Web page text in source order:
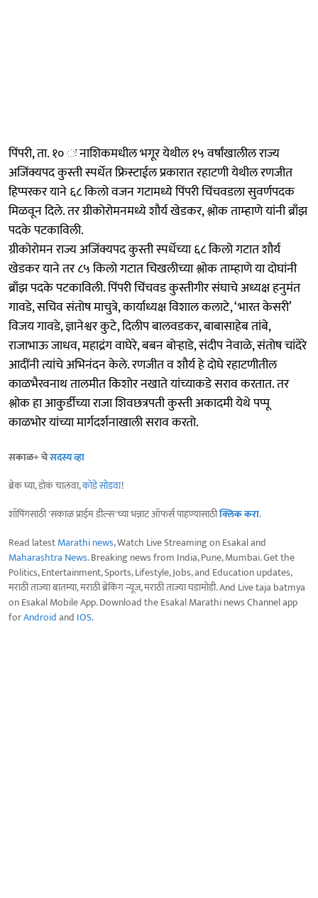
पिंपरी, ता. १० ः नाशिकमधील भगूर येथील १५ वर्षांखालील राज्य
अजिंक्यपद कुस्ती स्पर्धेत फ्रिस्टाईल प्रकारात रहाटणी येथील रणजीत
हिप्परकर याने ६८ किलो वजन गटामध्ये पिंपरी चिंचवडला सुवर्णपदक
मिळवून दिले. तर ग्रीकोरोमनमध्ये शौर्य खेडकर, श्लोक ताम्हाणे यांनी ब्राँझ
पदके पटकाविली.
ग्रीकोरोमन राज्य अजिंक्यपद कुस्ती स्पर्धेच्या ६८ किलो गटात शौर्य
खेडकर याने तर ८५ किलो गटात चिखलीच्या श्लोक ताम्हाणे या दोघांनी
ब्राँझ पदके पटकाविली. पिंपरी चिंचवड कुस्तीगीर संघाचे अध्यक्ष हनुमंत
गावडे, सचिव संतोष माचुत्रे, कार्याध्यक्ष विशाल कलाटे, ‘भारत केसरी’
विजय गावडे, ज्ञानेश्वर कुटे, दिलीप बालवडकर, बाबासाहेब तांबे,
राजाभाऊ जाधव, महाद्रंग वाघेरे, बबन बोऱ्हाडे, संदीप नेवाळे, संतोष चांदेरे
आदींनी त्यांचे अभिनंदन केले. रणजीत व शौर्य हे दोघे रहाटणीतील
काळभैरवनाथ तालमीत किशोर नखाते यांच्याकडे सराव करतात. तर
श्लोक हा आकुर्डीच्या राजा शिवछत्रपती कुस्ती अकादमी येथे पप्पू
काळभोर यांच्या मार्गदर्शनाखाली सराव करतो.
सकाळ+ चेसदस्य व्हा
ब्रेक घ्या, डोकं चालवा,कोडे सोडवा!
शॉपिंगसाठी 'सकाळ प्राईम डील्स'च्या भन्नाट ऑफर्स पाहण्यासाठीक्लिक करा.
Read latestMarathi news, Watch Live Streaming on Esakal and
Maharashtra News. Breaking news from India, Pune, Mumbai. Get the
Politics, Entertainment, Sports, Lifestyle, Jobs, and Education updates,
मराठी ताज्या बातम्या, मराठी ब्रेकिंग न्यूज, मराठी ताज्या घडामोडी. And Live taja batmya
on Esakal Mobile App. Download the Esakal Marathi news Channel app
forAndroidand IOS.